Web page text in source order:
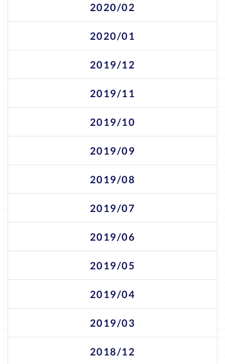
2020/02
2020/01
2019/12
2019/11
2019/10
2019/09
2019/08
2019/07
2019/06
2019/05
2019/04
2019/03
2018/12